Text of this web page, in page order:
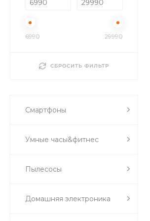
6990 29990
СБРОСИТЬ ФИЛЬТР
Смартфоны
Умные часы&фитнес
Пылесосы
Домашняя электроника